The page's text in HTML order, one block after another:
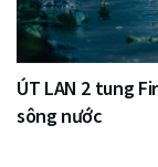
ÚT LAN 2 tung
sông nước